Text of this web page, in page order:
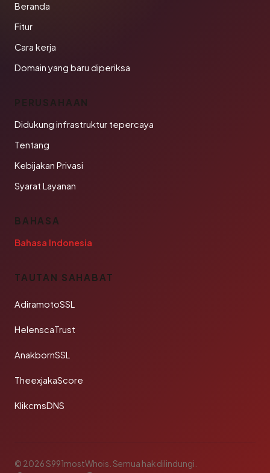
Beranda
Fitur
Cara kerja
Domain yang baru diperiksa
PERUSAHAAN
Didukung infrastruktur tepercaya
Tentang
Kebijakan Privasi
Syarat Layanan
BAHASA
Bahasa Indonesia
TAUTAN SAHABAT
AdiramotoSSL
HelenscaTrust
AnakbornSSL
TheexjakaScore
KlikcmsDNS
© 2026 S991mostWhois. Semua hak dilindungi.